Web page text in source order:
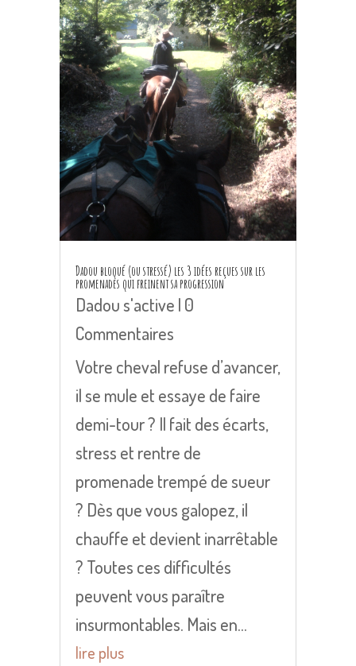
Dadou bloqué (ou stressé) les 3 idées reçues sur les
promenades qui freinent sa progression
Dadou s'active | 0
Commentaires
Votre cheval refuse d’avancer,
il se mule et essaye de faire
demi-tour ? Il fait des écarts,
stress et rentre de
promenade trempé de sueur
? Dès que vous galopez, il
chauffe et devient inarrêtable
? Toutes ces difficultés
peuvent vous paraître
insurmontables. Mais en...
lire plus